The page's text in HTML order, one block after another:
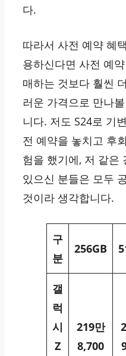
다.
따라서 사전 예약 혜
용하신다면 사전 예
매하는 것보다 훨씬
러운 가격으로 만나
니다. 저도 S24로 기
전 예약을 놓치고 후
험을 했기에, 저 같은
있으신 분들은 모두
것이라 생각합니다.
구
분
256GB
갤
럭
시
Z
219만
8,700